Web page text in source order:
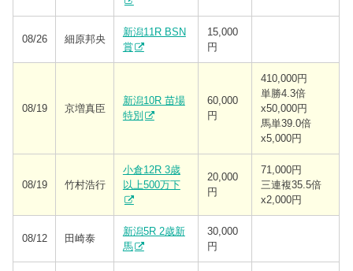
08/26 細原邦央
新潟11R BSN
賞
15,000
円
08/19 京増真臣
新潟10R 苗場
特別
60,000
円
410,000円
単勝4.3倍
x50,000円
馬単39.0倍
x5,000円
08/19 竹村浩行
小倉12R 3歳
以上500万下
20,000
円
71,000円
三連複35.5倍
x2,000円
08/12 田崎泰
新潟5R 2歳新
馬
30,000
円